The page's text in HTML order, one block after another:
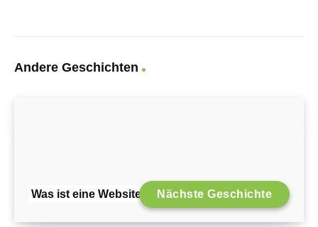
Andere Geschichten
Was ist eine Website-Domäne?Nächste Geschichte